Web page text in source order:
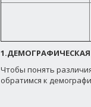
Чтобы понять
обратимся к